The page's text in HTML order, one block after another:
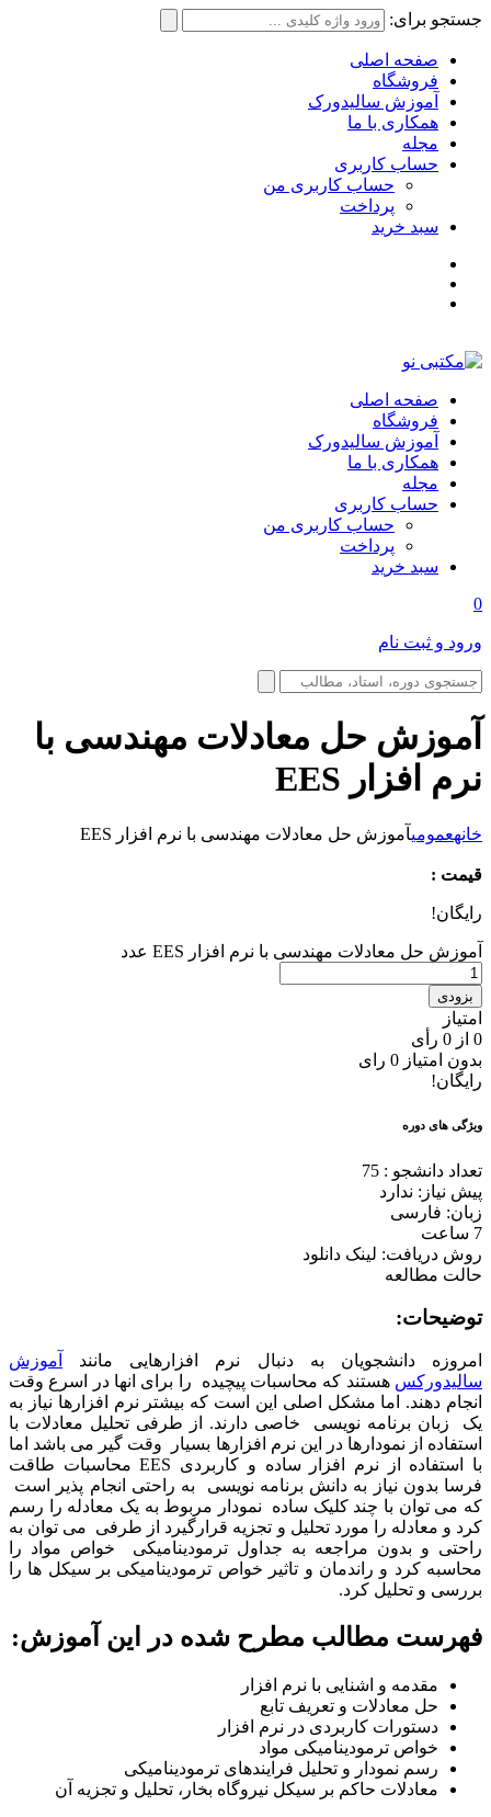
جستجو برای:
صفحه اصلی
فروشگاه
آموزش سالیدورک
همکاری با ما
مجله
حساب کاربری
حساب کاربری من
پرداخت
سبد خرید
صفحه اصلی
فروشگاه
آموزش سالیدورک
همکاری با ما
مجله
حساب کاربری
حساب کاربری من
پرداخت
سبد خرید
0
ورود و ثبت نام
آموزش حل معادلات مهندسی با
نرم افزار EES
خانهعمومیآموزش حل معادلات مهندسی با نرم افزار EES
قیمت :
رایگان!
آموزش حل معادلات مهندسی با نرم افزار EES عدد
بزودی
امتیاز
0 از 0 رأی
بدون امتیاز 0 رای
رایگان!
ویژگی های دوره
تعداد دانشجو : 75
پیش نیاز: ندارد
زبان: فارسی
7 ساعت
روش دریافت: لینک دانلود
حالت مطالعه
توضیحات:
امروزه دانشجویان به دنبال نرم افزارهایی مانند
آموزش
سالیدورکس هستند که محاسبات پیچیده را برای انها در اسرع وقت
انجام دهند. اما مشکل اصلی این است که بیشتر نرم افزارها نیاز به
یک زبان برنامه نویسی خاصی دارند. از طرفی تحلیل معادلات با
استفاده از نمودارها در این نرم افزارها بسیار وقت گیر می باشد اما
با استفاده از نرم افزار ساده و کاربردی EES محاسبات طاقت
فرسا بدون نیاز به دانش برنامه نویسی به راحتی انجام پذیر است
که می توان با چند کلیک ساده نمودار مربوط به یک معادله را رسم
کرد و معادله را مورد تحلیل و تجزیه قرارگیرد از طرفی می توان به
راحتی و بدون مراجعه به جداول ترمودینامیکی خواص مواد را
محاسبه کرد و راندمان و تاثیر خواص ترمودینامیکی بر سیکل ها را
بررسی و تحلیل کرد.
فهرست مطالب مطرح شده در این آموزش:
مقدمه و اشنایی با نرم افزار
حل معادلات و تعریف تابع
دستورات کاربردی در نرم افزار
خواص ترمودینامیکی مواد
رسم نمودار و تحلیل فرایندهای ترمودینامیکی
معادلات حاکم بر سیکل نیروگاه بخار، تحلیل و تجزیه آن